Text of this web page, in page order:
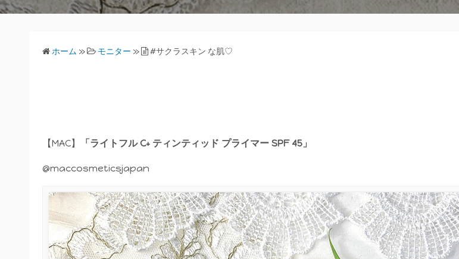
ホーム » モニター » #サクラスキン な肌♡
【MAC】 「ライトフル C+ ティンティッド プライマー SPF 45」
@maccosmeticsjapan